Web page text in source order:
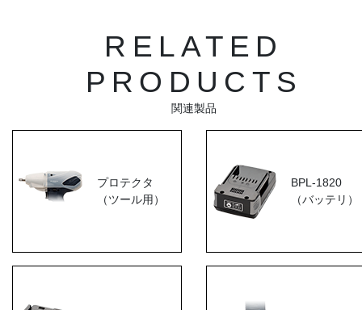
RELATED
PRODUCTS
関連製品
プロテクタ
（ツール用）
BPL-1820
（バッテリ）